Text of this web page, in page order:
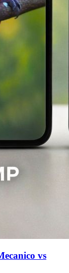
vs